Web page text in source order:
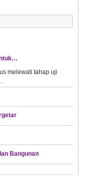
melewati tahap uji
Bangunan